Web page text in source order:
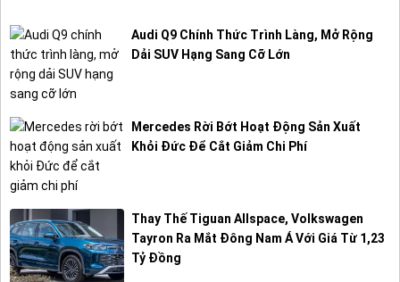
Audi Q9 Chính Thức Trình Làng, Mở Rộng
Dải SUV Hạng Sang Cỡ Lớn
Mercedes Rời Bớt Hoạt Động Sản Xuất
Khỏi Đức Để Cắt Giảm Chi Phí
Thay Thế Tiguan Allspace, Volkswagen
Tayron Ra Mắt Đông Nam Á Với Giá Từ 1,23
Tỷ Đồng